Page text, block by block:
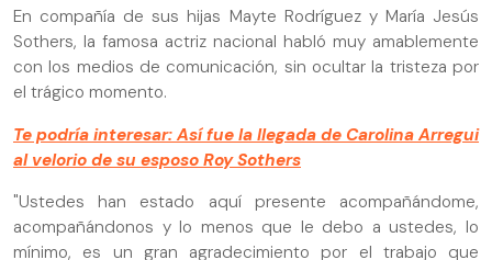
En compañía de sus hijas Mayte Rodríguez y María Jesús
Sothers, la famosa actriz nacional habló muy amablemente
con los medios de comunicación, sin ocultar la tristeza por
el trágico momento.
Te podría interesar: Así fue la llegada de Carolina Arregui
al velorio de su esposo Roy Sothers
"Ustedes han estado aquí presente acompañándome,
acompañándonos y lo menos que le debo a ustedes, lo
mínimo, es un gran agradecimiento por el trabajo que